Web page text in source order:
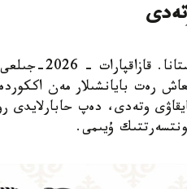
وتەدى، دەپ حابارلايدى
ۇيىمى.